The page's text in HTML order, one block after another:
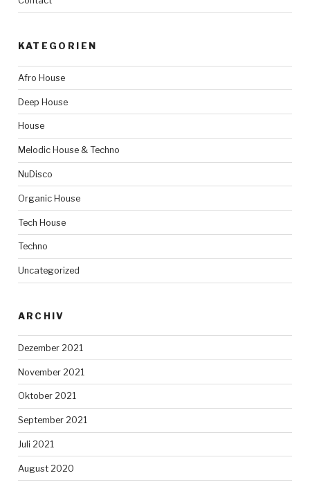
KATEGORIEN
Afro House
Deep House
House
Melodic House & Techno
NuDisco
Organic House
Tech House
Techno
Uncategorized
ARCHIV
Dezember 2021
November 2021
Oktober 2021
September 2021
Juli 2021
August 2020